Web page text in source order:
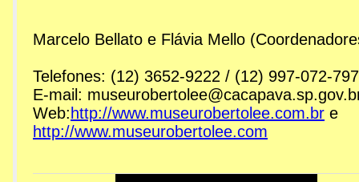
Marcelo Bellato e Flávia Mello
Telefones: (12) 3652-9222 / (12) 997-072-797
E-mail:
Web: http://www.museurobertolee.com.br e
http://www.museurobertolee.com